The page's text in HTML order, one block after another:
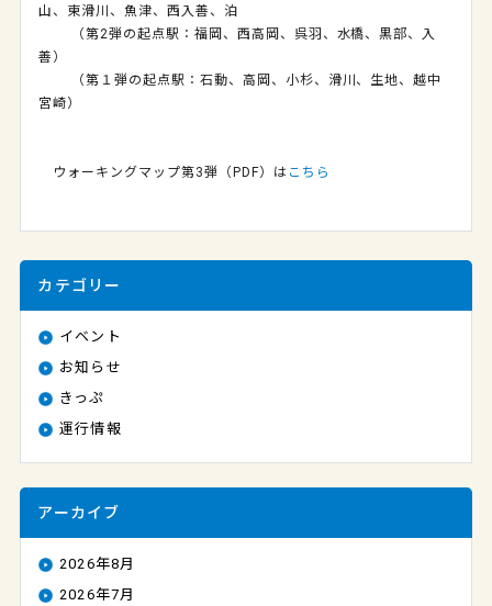
山、東滑川、魚津、西入善、泊
（第2弾の起点駅：福岡、西高岡、呉羽、水橋、黒部、入
善）
（第１弾の起点駅：石動、高岡、小杉、滑川、生地、越中
宮崎）
ウォーキングマップ第3弾（ PDF）は こちら
カテゴリー
イベント
お知らせ
きっぷ
運行情報
アーカイブ
2026年8月
2026年7月